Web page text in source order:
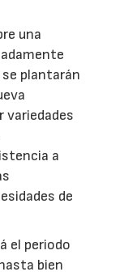
una
plantarán
variedades
a
de
el periodo
bien